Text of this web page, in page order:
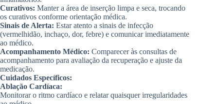
Curativos: Manter a área de inserção limpa e seca, trocando
os curativos conforme orientação médica.
Sinais de Alerta: Estar atento a sinais de infecção
(vermelhidão, inchaço, dor, febre) e comunicar imediatamente
ao médico.
Acompanhamento Médico: Comparecer às consultas de
acompanhamento para avaliação da recuperação e ajuste da
medicação.
Cuidados Específicos:
Ablação Cardíaca:
Monitorar o ritmo cardíaco e relatar quaisquer irregularidades